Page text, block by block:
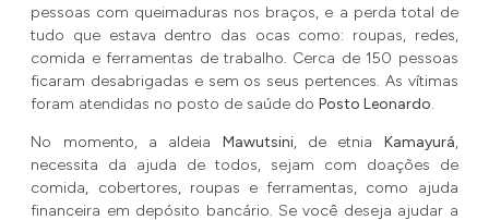
pessoas com queimaduras nos braços, e a perda total de
tudo que estava dentro das ocas como: roupas, redes,
comida e ferramentas de trabalho. Cerca de 150 pessoas
ficaram desabrigadas e sem os seus pertences. As vítimas
foram atendidas no posto de saúde doPosto Leonardo.
No momento, a aldeia Mawutsini, de etnia Kamayurá,
necessita da ajuda de todos, sejam com doações de
comida, cobertores, roupas e ferramentas, como ajuda
financeira em depósito bancário. Se você deseja ajudar a